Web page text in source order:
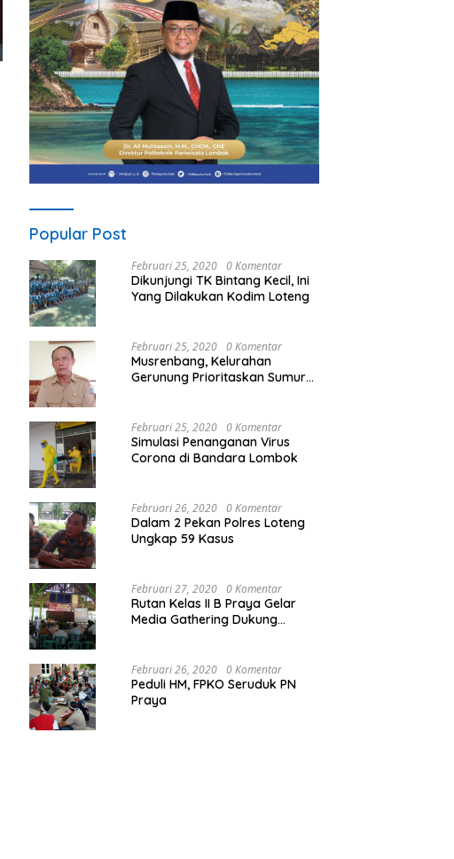
Popular Post
Februari 25, 2020 0 Komentar
Dikunjungi TK Bintang Kecil, Ini
Yang Dilakukan Kodim Loteng
Februari 25, 2020 0 Komentar
Musrenbang, Kelurahan
Gerunung Prioritaskan Sumur
Februari 25, 2020 0 Komentar
Simulasi Penanganan Virus
Corona di Bandara Lombok
Februari 26, 2020 0 Komentar
Dalam 2 Pekan Polres Loteng
Ungkap 59 Kasus
Februari 27, 2020 0 Komentar
Rutan Kelas II B Praya Gelar
Media Gathering Dukung
Februari 26, 2020 0 Komentar
Peduli HM, FPKO Seruduk PN
Praya